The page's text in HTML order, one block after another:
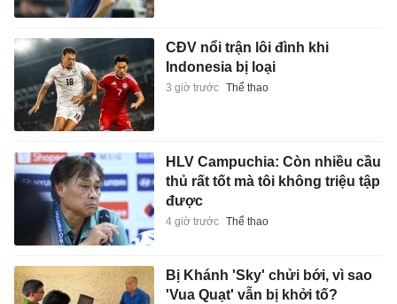
CĐV nổi trận lôi đình khi
Indonesia bị loại
3 giờ trước Thể thao
HLV Campuchia: Còn nhiều cầu
thủ rất tốt mà tôi không triệu tập
được
4 giờ trước Thể thao
Bị Khánh 'Sky' chửi bới, vì sao
'Vua Quạt' vẫn bị khởi tố?